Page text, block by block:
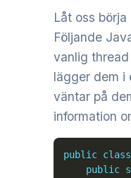
Låt oss
Följande
vanlig
lägger dem i
väntar på
information
public class
public